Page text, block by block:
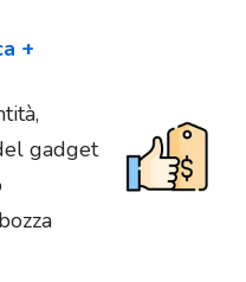
+
gadget